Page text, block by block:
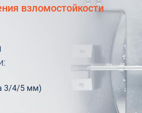
взломостойкости
3/4/5 мм)